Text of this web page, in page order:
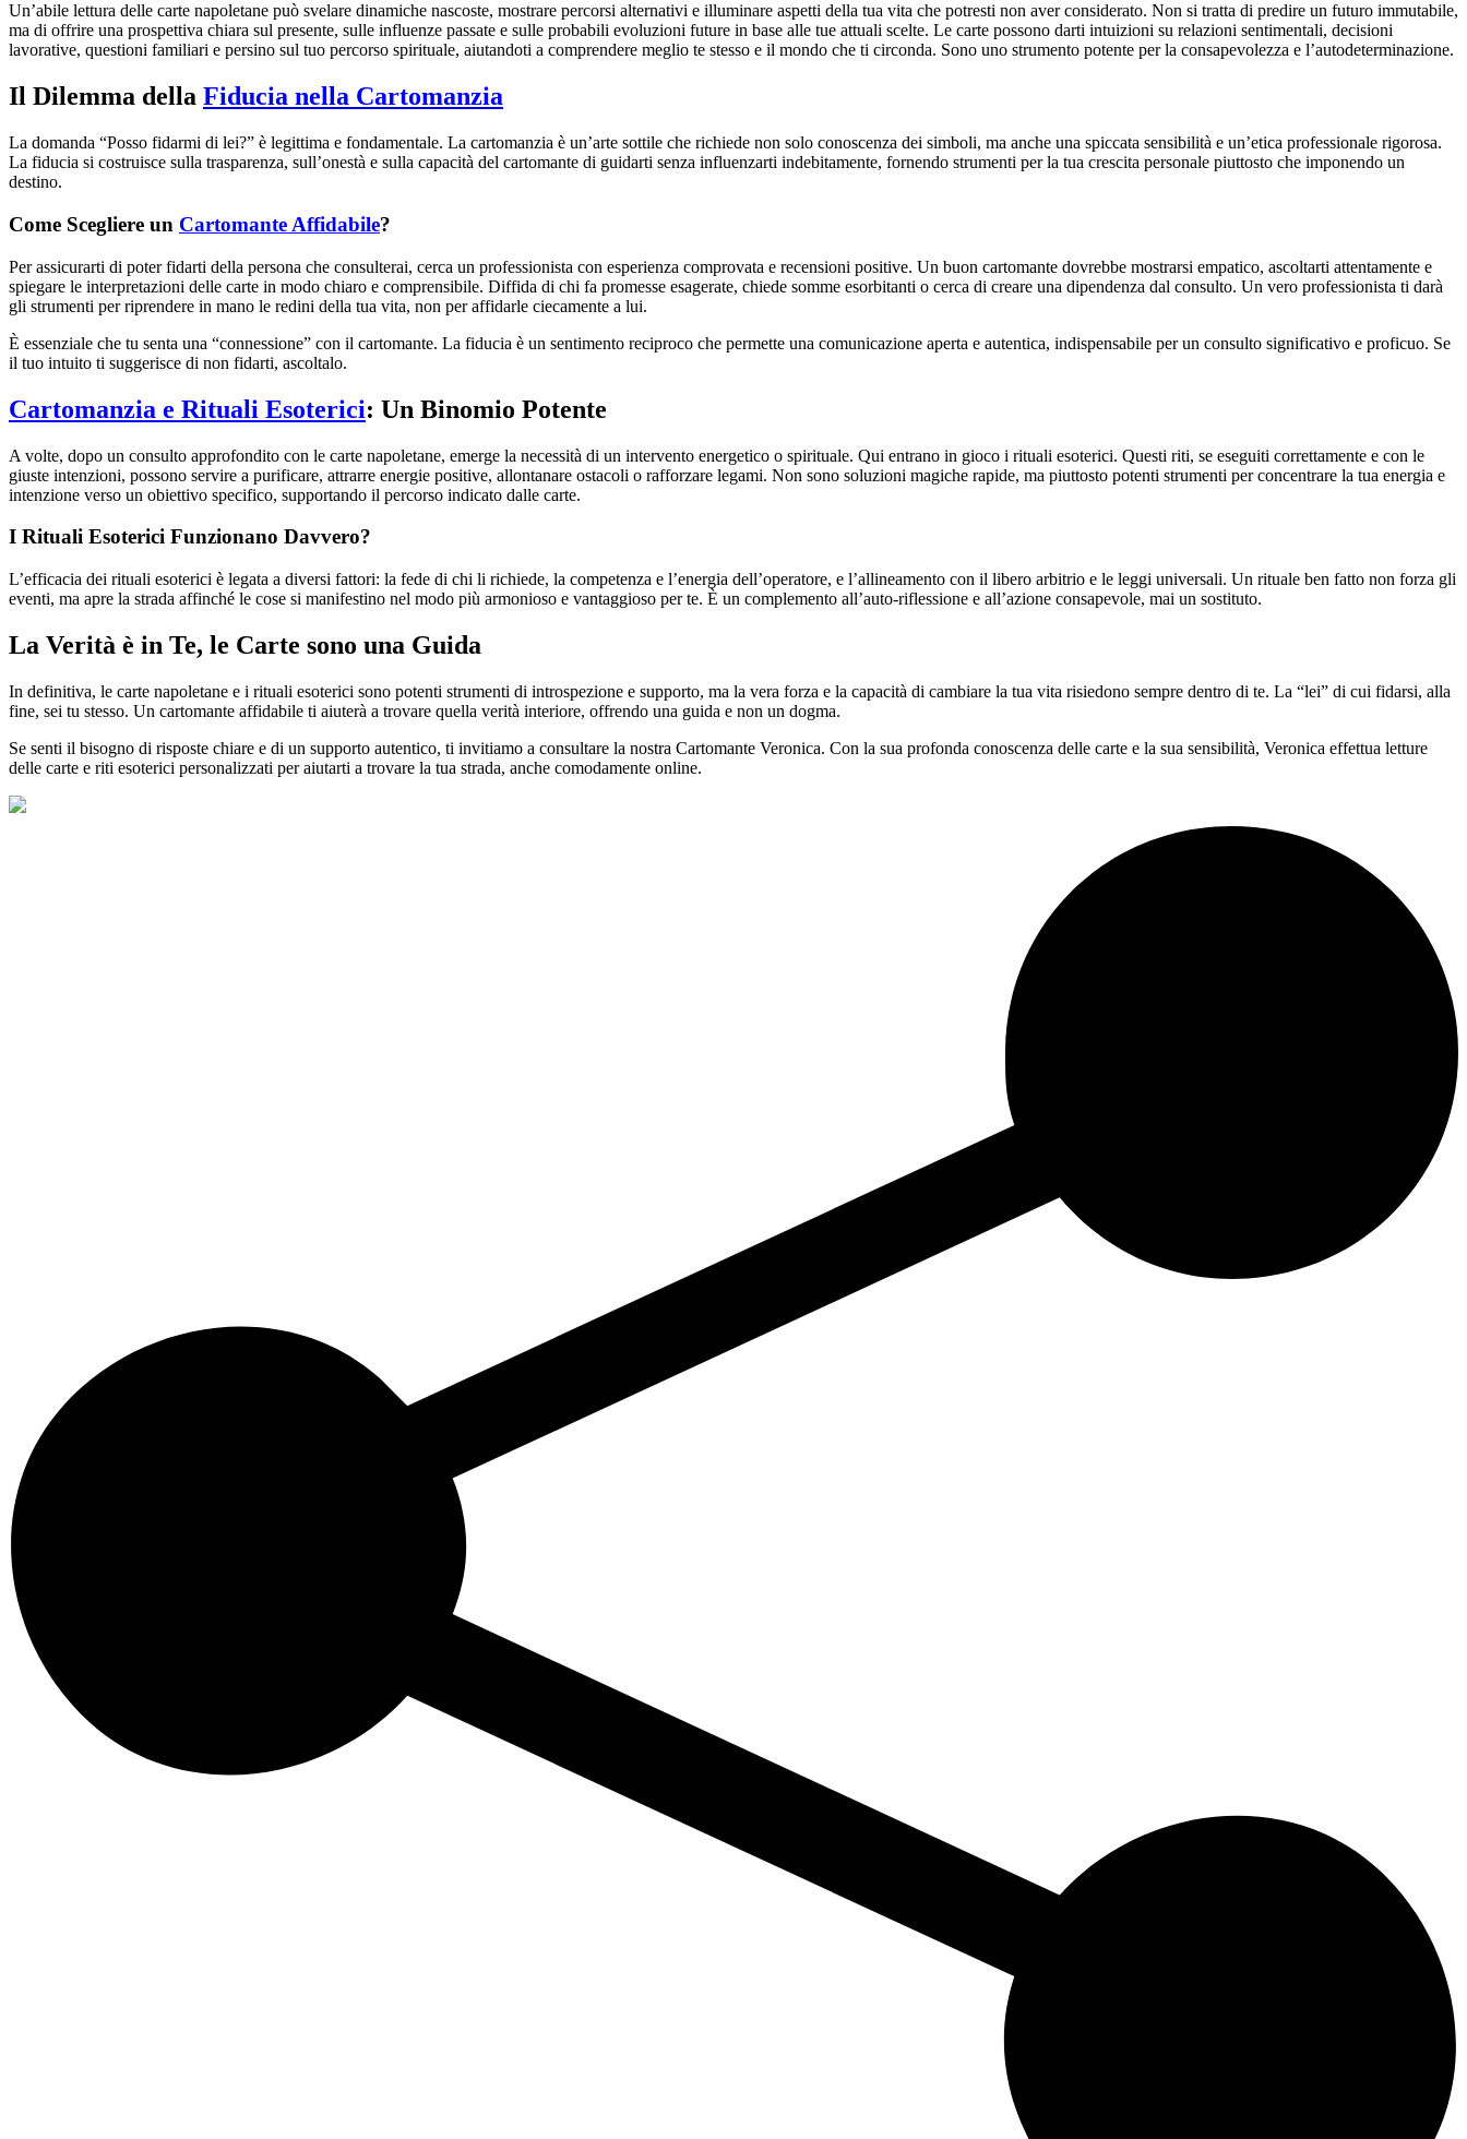
Un’abile lettura delle carte napoletane può svelare dinamiche nascoste, mostrare percorsi alternativi e illuminare aspetti della tua vita che potresti non aver considerato. Non si tratta di predire un futuro immutabile,
ma di offrire una prospettiva chiara sul presente, sulle influenze passate e sulle probabili evoluzioni future in base alle tue attuali scelte. Le carte possono darti intuizioni su relazioni sentimentali, decisioni
lavorative, questioni familiari e persino sul tuo percorso spirituale, aiutandoti a comprendere meglio te stesso e il mondo che ti circonda. Sono uno strumento potente per la consapevolezza e l’autodeterminazione.
Il Dilemma della Fiducia nella Cartomanzia
La domanda “Posso fidarmi di lei?” è legittima e fondamentale. La cartomanzia è un’arte sottile che richiede non solo conoscenza dei simboli, ma anche una spiccata sensibilità e un’etica professionale rigorosa.
La fiducia si costruisce sulla trasparenza, sull’onestà e sulla capacità del cartomante di guidarti senza influenzarti indebitamente, fornendo strumenti per la tua crescita personale piuttosto che imponendo un
destino.
Come Scegliere un Cartomante Affidabile?
Per assicurarti di poter fidarti della persona che consulterai, cerca un professionista con esperienza comprovata e recensioni positive. Un buon cartomante dovrebbe mostrarsi empatico, ascoltarti attentamente e
spiegare le interpretazioni delle carte in modo chiaro e comprensibile. Diffida di chi fa promesse esagerate, chiede somme esorbitanti o cerca di creare una dipendenza dal consulto. Un vero professionista ti darà
gli strumenti per riprendere in mano le redini della tua vita, non per affidarle ciecamente a lui.
È essenziale che tu senta una “connessione” con il cartomante. La fiducia è un sentimento reciproco che permette una comunicazione aperta e autentica, indispensabile per un consulto significativo e proficuo. Se
il tuo intuito ti suggerisce di non fidarti, ascoltalo.
Cartomanzia e Rituali Esoterici: Un Binomio Potente
A volte, dopo un consulto approfondito con le carte napoletane, emerge la necessità di un intervento energetico o spirituale. Qui entrano in gioco i rituali esoterici. Questi riti, se eseguiti correttamente e con le
giuste intenzioni, possono servire a purificare, attrarre energie positive, allontanare ostacoli o rafforzare legami. Non sono soluzioni magiche rapide, ma piuttosto potenti strumenti per concentrare la tua energia e
intenzione verso un obiettivo specifico, supportando il percorso indicato dalle carte.
I Rituali Esoterici Funzionano Davvero?
L’efficacia dei rituali esoterici è legata a diversi fattori: la fede di chi li richiede, la competenza e l’energia dell’operatore, e l’allineamento con il libero arbitrio e le leggi universali. Un rituale ben fatto non forza gli
eventi, ma apre la strada affinché le cose si manifestino nel modo più armonioso e vantaggioso per te. È un complemento all’auto-riflessione e all’azione consapevole, mai un sostituto.
La Verità è in Te, le Carte sono una Guida
In definitiva, le carte napoletane e i rituali esoterici sono potenti strumenti di introspezione e supporto, ma la vera forza e la capacità di cambiare la tua vita risiedono sempre dentro di te. La “lei” di cui fidarsi, alla
fine, sei tu stesso. Un cartomante affidabile ti aiuterà a trovare quella verità interiore, offrendo una guida e non un dogma.
Se senti il bisogno di risposte chiare e di un supporto autentico, ti invitiamo a consultare la nostra Cartomante Veronica. Con la sua profonda conoscenza delle carte e la sua sensibilità, Veronica effettua letture
delle carte e riti esoterici personalizzati per aiutarti a trovare la tua strada, anche comodamente online.